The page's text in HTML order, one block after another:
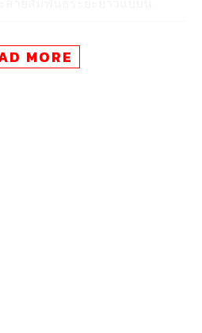
การสิ้นสุดปี 2019 ก็ได้เวลาแห่ง
ผ่านมา ว่าวงการภาพยนตร์เกิด
MORE